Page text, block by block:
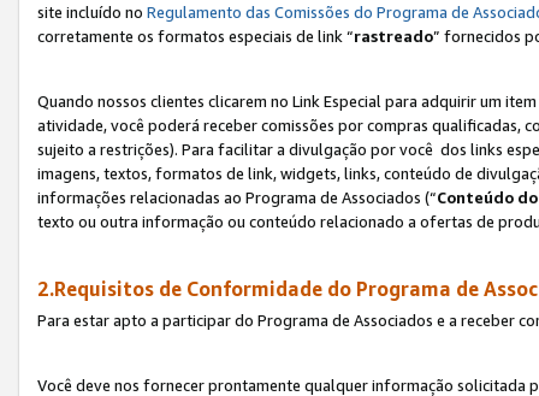
site incluído no Regulamento das Comissões do Programa de
corretamente os formatos especiais de link “rastreado” fornecidos
Quando nossos clientes clicarem no Link Especial para adquirir um
atividade, você poderá receber comissões por compras qualificadas,
sujeito a restrições). Para facilitar a divulgação por você dos links
imagens, textos, formatos de link, widgets, links, conteúdo de
informações relacionadas ao Programa de Associados (“Conteúdo
texto ou outra informação ou conteúdo relacionado a ofertas de
2.Requisitos de Conformidade do Programa de
Para estar apto a participar do Programa de Associados e a receber
Você deve nos fornecer prontamente qualquer informação solicitada